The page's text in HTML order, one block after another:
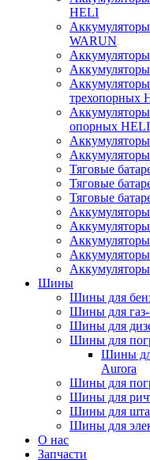
HELI
WARUN
Аккумуляторы
Аккумуляторы
трехопорных
Аккумуляторы
опорных HELI
Аккумуляторы
Тяговые
Тяговые
Тяговые
Шины
Шины для
Шины для газ-
Шины для
Шины для
Шины
Aurora
Шины для
Шины для
Шины для
Шины для
О нас
Запчасти